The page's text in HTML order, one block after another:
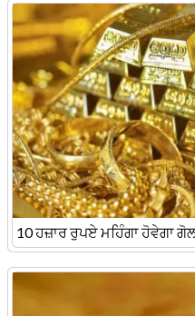
10 ਹਜ਼ਾਰ ਰੁਪਏ ਮਹਿੰਗਾ ਹੋਵੇਗਾ